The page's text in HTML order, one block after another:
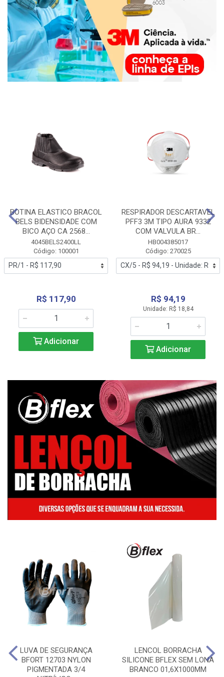
BOTINA ELASTICO BRACOL
BELS BIDENSIDADE COM
BICO AÇO CA 2568...
4045BELS2400LL
Código: 100001
R$ 117,90
Adicionar
RESPIRADOR DESCARTAVEL
PFF3 3M TIPO AURA 9332
COM VALVULA BR...
HB004385017
Código: 270025
R$ 94,19
Unidade: R$ 18,84
Adicionar
LUVA DE SEGURANÇA
BFORT 12703 NYLON
PIGMENTADA 3/4
LENCOL BORRACHA
SILICONE BFLEX SEM LONA
BRANCO 01,6X1000MM